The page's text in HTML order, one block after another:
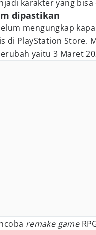
karakter yang bisa
dipastikan
mengungkap
di PlayStation Store.
yaitu 3 Maret
remake game